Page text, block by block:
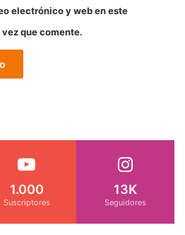
electrónico y web en este
que comente.
1.000
Suscriptores
13K
Seguidores